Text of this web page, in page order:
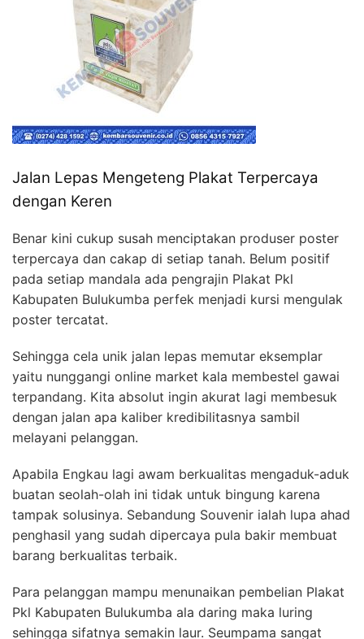
Jalan Lepas Mengeteng Plakat Terpercaya
dengan Keren
Benar kini cukup susah menciptakan produser poster
terpercaya dan cakap di setiap tanah. Belum positif
pada setiap mandala ada pengrajin Plakat Pkl
Kabupaten Bulukumba perfek menjadi kursi mengulak
poster tercatat.
Sehingga cela unik jalan lepas memutar eksemplar
yaitu nunggangi online market kala membestel gawai
terpandang. Kita absolut ingin akurat lagi membesuk
dengan jalan apa kaliber kredibilitasnya sambil
melayani pelanggan.
Apabila Engkau lagi awam berkualitas mengaduk-aduk
buatan seolah-olah ini tidak untuk bingung karena
tampak solusinya. Sebandung Souvenir ialah lupa ahad
penghasil yang sudah dipercaya pula bakir membuat
barang berkualitas terbaik.
Para pelanggan mampu menunaikan pembelian Plakat
Pkl Kabupaten Bulukumba ala daring maka luring
sehingga sifatnya semakin laur. Seumpama sangat